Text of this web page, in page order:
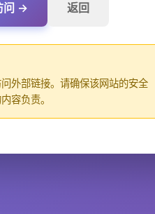
问 → 返回
外部链接。请确保该网站的安全
容负责。